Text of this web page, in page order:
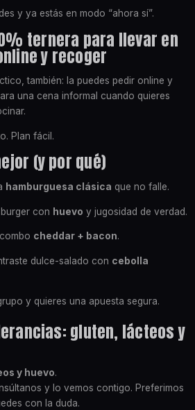
y ya estás en modo “ahora sí”.
ternera para llevar en
y recoger
también: la puedes pedir online y
una cena informal cuando quieres
Plan fácil.
(y por qué)
hamburguesa clásica que no falle.
con huevo y jugosidad de verdad.
cheddar + bacon.
dulce-salado con cebolla
y quieres una apuesta segura.
gluten, lácteos y
y huevo.
y lo vemos contigo. Preferimos
con la duda.